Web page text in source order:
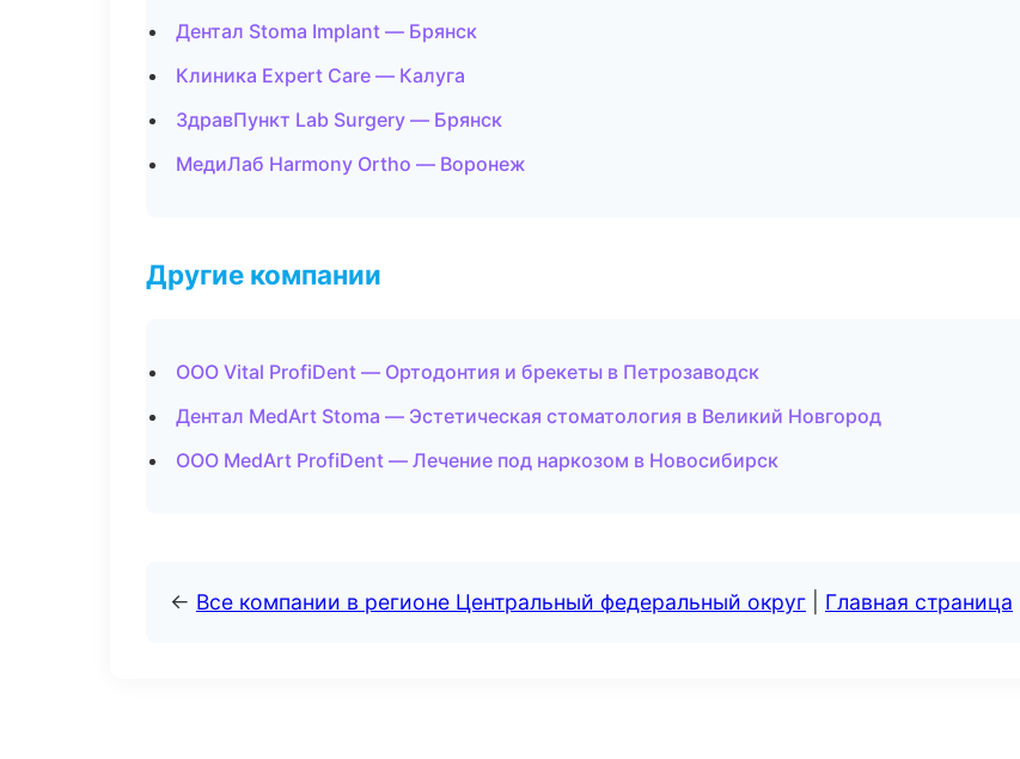
Дентал Stoma Implant — Брянск
Клиника Expert Care — Калуга
ЗдравПункт Lab Surgery — Брянск
МедиЛаб Harmony Ortho — Воронеж
Другие компании
ООО Vital ProfiDent — Ортодонтия и брекеты в Петрозаводск
Дентал MedArt Stoma — Эстетическая стоматология в Великий Новгород
ООО MedArt ProfiDent — Лечение под наркозом в Новосибирск
← Все компании в регионе Центральный федеральный округ Главная страница